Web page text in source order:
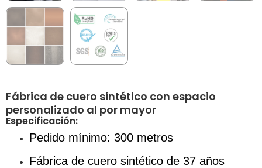
Fábrica de cuero sintético con espacio
personalizado al por mayor
Especificación:
Pedido mínimo: 300 metros
Fábrica de cuero sintético de 37 años